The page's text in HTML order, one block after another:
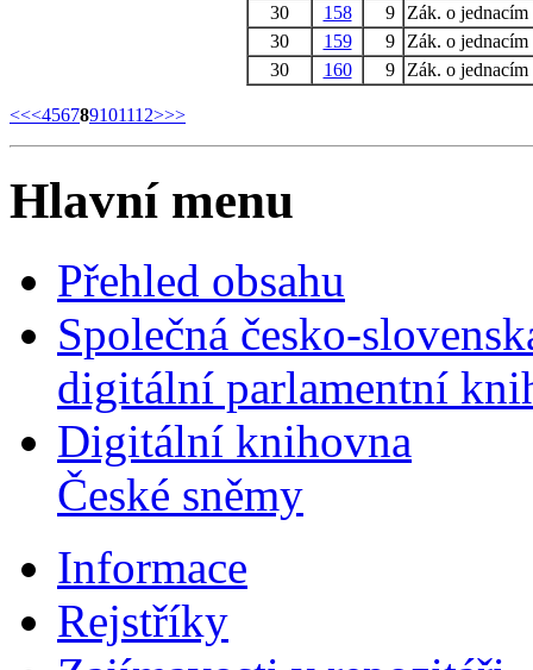
30
158 9
Zák. o jednacím
30
159 9
Zák. o jednacím
30
160 9 Zák. o jednacím
<<<456789101112>>>
Hlavní menu
Přehled obsahu
Společná česko-
digitální parlamentní
Digitální knihovna
České sněmy
Informace
Rejstříky